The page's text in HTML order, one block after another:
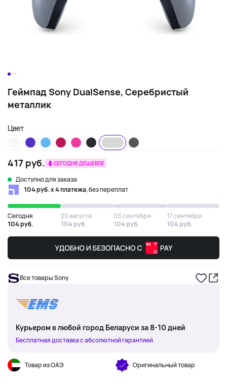
Геймпад Sony DualSense, Серебристый
металлик
Цвет
417 руб. СЕГОДНЯ ДЕШЕВЛЕ
Доступно для заказа
104 руб. х 4 платежа, без переплат
Сегодня
104 руб.
20 августа
104 руб.
03 сентября
104 руб.
17 сентября
104 руб.
Все товары Sony
Курьером в любой город Беларуси за 8-10 дней
Бесплатная доставка с абсолютной гарантией
Товар из ОАЭ Оригинальный товар